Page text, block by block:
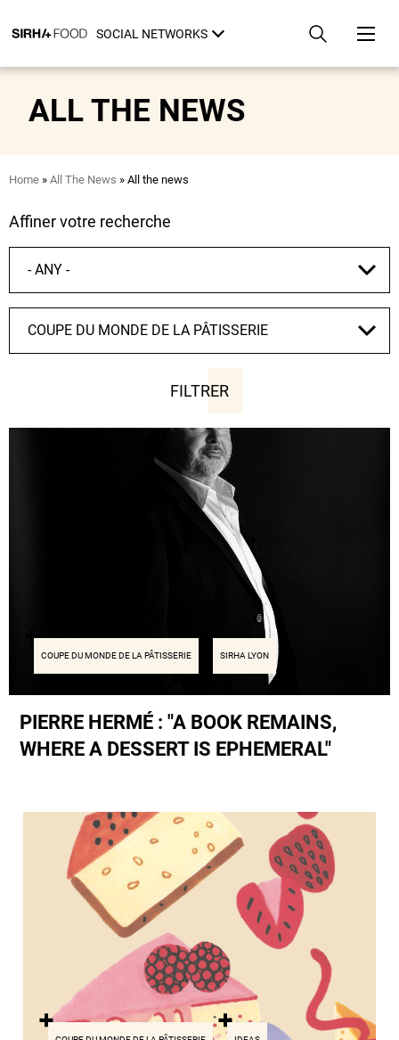
to
content
SOCIAL NETWORKS
ALL THE NEWS
Breadcrumb
Home All The News All the news
Affiner votre recherche
COUPE DU MONDE DE LA PÂTISSERIE SIRHA LYON
PIERRE HERMÉ : "A BOOK REMAINS,
WHERE A DESSERT IS EPHEMERAL"